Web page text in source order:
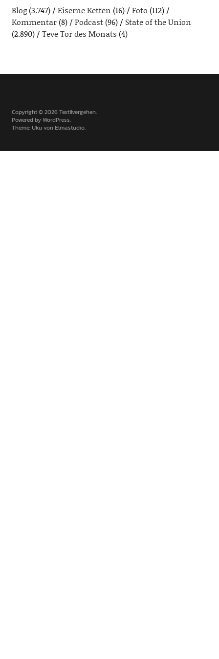
Blog(3.747) Eiserne Ketten (16) Foto (112)
Kommentar(8) Podcast(96)
State of the Union
(2.890)
Teve Tor des Monats (4)
Copyright © 2026 Textilvergehen
Powered byWordPress
Theme: Uku vonElmastudio